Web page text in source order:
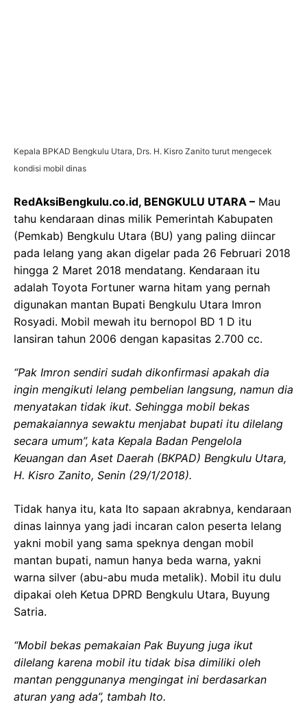
Kepala BPKAD Bengkulu Utara, Drs. H. Kisro Zanito turut mengecek
kondisi mobil dinas
RedAksiBengkulu.co.id, BENGKULU UTARA – Mau
tahu kendaraan dinas milik Pemerintah Kabupaten
(Pemkab) Bengkulu Utara (BU) yang paling diincar
pada lelang yang akan digelar pada 26 Februari 2018
hingga 2 Maret 2018 mendatang. Kendaraan itu
adalah Toyota Fortuner warna hitam yang pernah
digunakan mantan Bupati Bengkulu Utara Imron
Rosyadi. Mobil mewah itu bernopol BD 1 D itu
lansiran tahun 2006 dengan kapasitas 2.700 cc.
“Pak Imron sendiri sudah dikonfirmasi apakah dia
ingin mengikuti lelang pembelian langsung, namun dia
menyatakan tidak ikut. Sehingga mobil bekas
pemakaiannya sewaktu menjabat bupati itu dilelang
secara umum”, kata Kepala Badan Pengelola
Keuangan dan Aset Daerah (BKPAD) Bengkulu Utara,
H. Kisro Zanito, Senin (29/1/2018).
Tidak hanya itu, kata Ito sapaan akrabnya, kendaraan
dinas lainnya yang jadi incaran calon peserta lelang
yakni mobil yang sama speknya dengan mobil
mantan bupati, namun hanya beda warna, yakni
warna silver (abu-abu muda metalik). Mobil itu dulu
dipakai oleh Ketua DPRD Bengkulu Utara, Buyung
Satria.
“Mobil bekas pemakaian Pak Buyung juga ikut
dilelang karena mobil itu tidak bisa dimiliki oleh
mantan penggunanya mengingat ini berdasarkan
aturan yang ada”, tambah Ito.